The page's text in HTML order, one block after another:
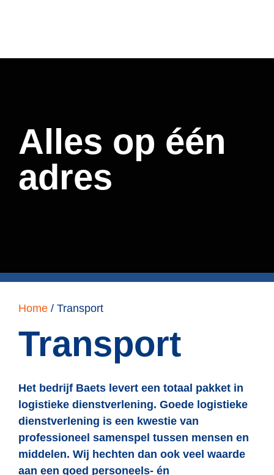
Alles op één
adres​
Home / Transport
Transport
Het bedrijf Baets levert een totaal pakket in
logistieke dienstverlening. Goede logistieke
dienstverlening is een kwestie van
professioneel samenspel tussen mensen en
middelen. Wij hechten dan ook veel waarde
aan een goed personeels- én